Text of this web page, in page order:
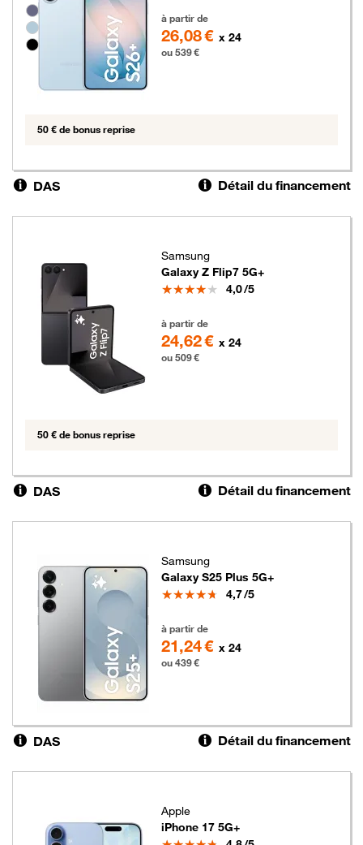
Groupe de couleurs disponibles non sélectionnables
à partir de
26,08 € x 24
ou 539 €
50 € de bonus reprise
DAS Détail du financement
Samsung
Galaxy Z Flip7 5G+
Note
4,0/5
à partir de
24,62 € x 24
ou 509 €
50 € de bonus reprise
DAS Détail du financement
Samsung
Galaxy S25 Plus 5G+
Note
4,7/5
à partir de
21,24 € x 24
ou 439 €
DAS Détail du financement
Apple
iPhone 17 5G+